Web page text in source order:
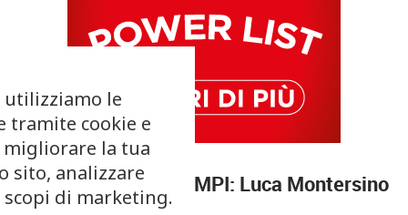
Un nuovo Maestro AMPI: Luca Montersino
le
tramite cookie e
la tua
sito, analizzare
di marketing.